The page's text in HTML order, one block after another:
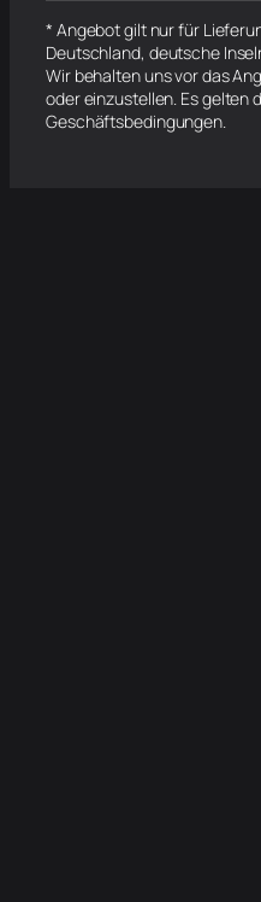
* Angebot gilt nur für
Deutschland, deutsche
Wir behalten uns vor das
oder einzustellen. Es gelten
Geschäftsbedingungen.